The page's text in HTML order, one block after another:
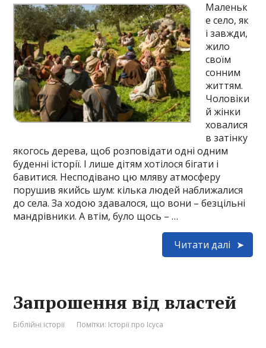
Маленьк
е село, як
і завжди,
жило
своїм
сонним
життям.
Чоловіки
й жінки
ховалися
в затінку
якогось дерева, щоб розповідати одні одним
буденні історії. І лише дітям хотілося бігати і
бавитися. Несподівано цю мляву атмосферу
порушив якийсь шум: кілька людей наближалися
до села. За ходою здавалося, що вони – безцільні
мандрівники. А втім, було щось – …
Читати далі
Запрошення від властей
Біблійні історії Помітки: Історії про Ісуса